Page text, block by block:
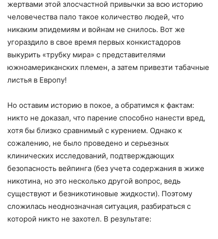
жертвами этой злосчастной привычки за всю историю
человечества пало такое количество людей, что
никаким эпидемиям и войнам не снилось. Вот же
угораздило в свое время первых конкистадоров
выкурить «трубку мира» с представителями
южноамериканских племен, а затем привезти табачные
листья в Европу!
Но оставим историю в покое, а обратимся к фактам:
никто не доказал, что парение способно нанести вред,
хотя бы близко сравнимый с курением. Однако к
сожалению, не было проведено и серьезных
клинических исследований, подтверждающих
безопасность вейпинга (без учета содержания в жиже
никотина, но это несколько другой вопрос, ведь
существуют и безникотиновые жидкости). Поэтому
сложилась неоднозначная ситуация, разбираться с
которой никто не захотел. В результате: